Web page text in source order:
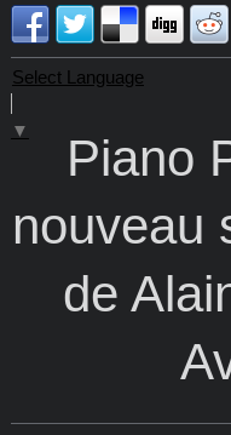
Select Language
▼
Piano
nouveau
de